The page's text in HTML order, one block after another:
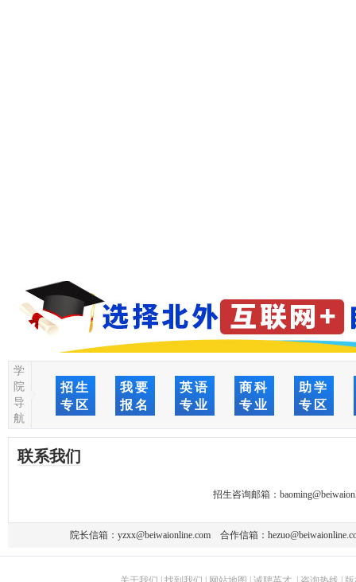
学
院
导
航
招生
专区
我要
报名
英语
专业
商科
专业
助学
专区
联系我们
招生咨询邮箱：
院长信箱： yzxx@beiwaionline.com 合作信箱：